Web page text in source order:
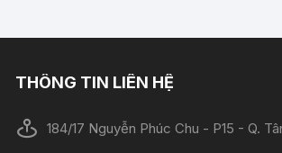
THÔNG TIN LIÊN HỆ
184/17 Nguyễn Phúc Chu - P15 - Q.